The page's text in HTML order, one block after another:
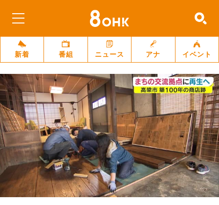
新着 番組 ニュース アナ イベント